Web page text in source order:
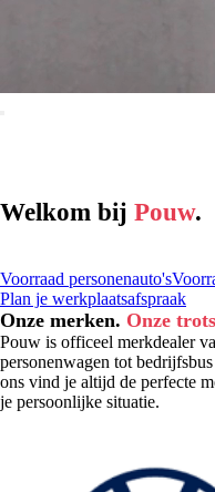
Welkom bij Pouw.
Voorraad personenauto's
Plan je werkplaatsafspraak
Onze merken. Onze trots
Pouw is officeel merkdealer
personenwagen tot
ons vind je altijd de perfecte
je persoonlijke situatie.